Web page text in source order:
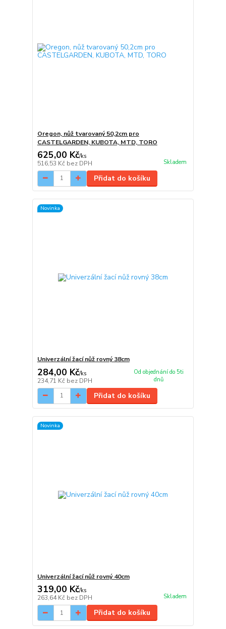
Oregon, nůž tvarovaný 50,2cm pro
CASTELGARDEN, KUBOTA, MTD, TORO
625,00 Kč/ks
516,53 Kč bez DPH Skladem
Přidat do košíku
Novinka
Univerzální žací nůž rovný 38cm
284,00 Kč/ks
234,71 Kč bez DPH
Od objednání do 5ti
dnů
Přidat do košíku
Novinka
Univerzální žací nůž rovný 40cm
319,00 Kč/ks
263,64 Kč bez DPH Skladem
Přidat do košíku